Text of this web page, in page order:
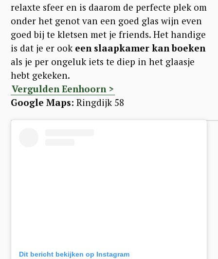
relaxte sfeer en is daarom de perfecte plek om
onder het genot van een goed glas wijn even
goed bij te kletsen met je friends. Het handige
is dat je er ook een slaapkamer kan boeken
als je per ongeluk iets te diep in het glaasje
hebt gekeken.
Vergulden Eenhoorn >
Google Maps: Ringdijk 58
Dit bericht bekijken op Instagram